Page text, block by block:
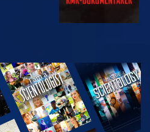
UTFORSKA
SERIEN